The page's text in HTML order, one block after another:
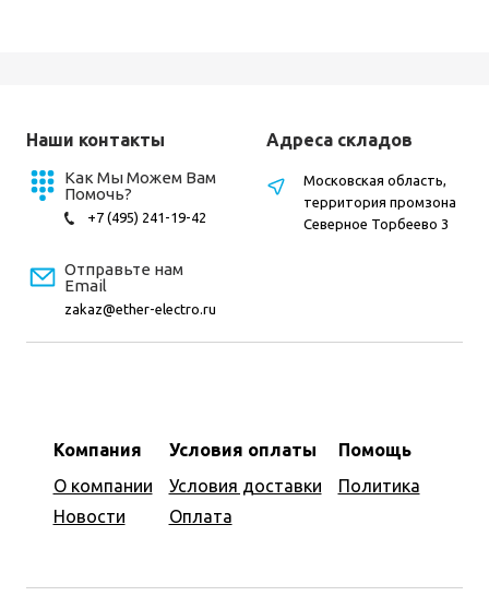
Наши контакты
Как Мы Можем Вам
Помочь?
+7 (495) 241-19-42
Отправьте нам
Email
zakaz@ether-electro.ru
Компания
О компании
Новости
Условия оплаты
Условия доставки
Оплата
Помощь
Политика
Адреса складов
Московская область,
территория промзона
Северное Торбеево 3